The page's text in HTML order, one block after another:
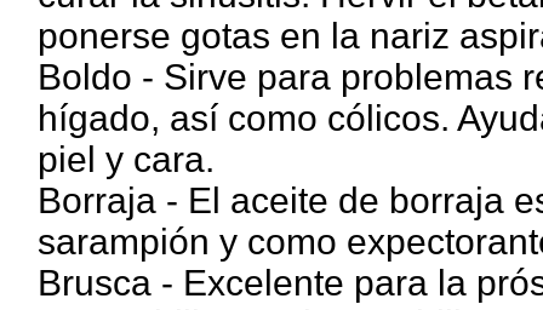
ponerse gotas en la nariz
Boldo - Sirve para problemas
hígado, así como cólicos.
piel y cara.
Borraja - El aceite de borraja
sarampión y como
Brusca - Excelente para la